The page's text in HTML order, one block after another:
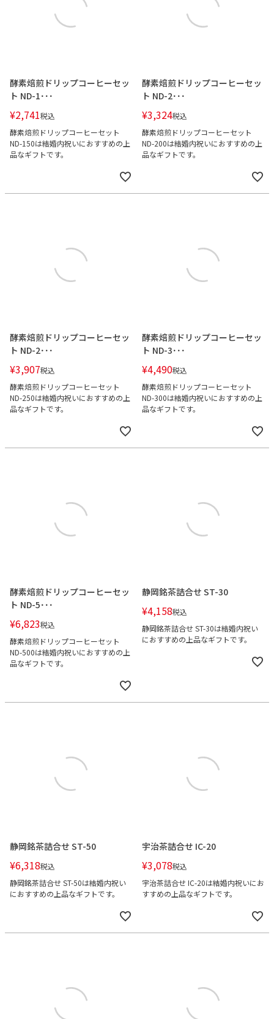
酵素焙煎ドリップコーヒーセッ
ト ND-1･･･
¥2,741税込
酵素焙煎ドリップコーヒーセット
ND-150は結婚内祝いにおすすめの上
品なギフトです。
酵素焙煎ドリップコーヒーセッ
ト ND-2･･･
¥3,324税込
酵素焙煎ドリップコーヒーセット
ND-200は結婚内祝いにおすすめの上
品なギフトです。
酵素焙煎ドリップコーヒーセッ
ト ND-2･･･
¥3,907税込
酵素焙煎ドリップコーヒーセット
ND-250は結婚内祝いにおすすめの上
品なギフトです。
酵素焙煎ドリップコーヒーセッ
ト ND-3･･･
¥4,490税込
酵素焙煎ドリップコーヒーセット
ND-300は結婚内祝いにおすすめの上
品なギフトです。
酵素焙煎ドリップコーヒーセッ
ト ND-5･･･
¥6,823税込
酵素焙煎ドリップコーヒーセット
ND-500は結婚内祝いにおすすめの上
品なギフトです。
静岡銘茶詰合せ ST-30
¥4,158税込
静岡銘茶詰合せ ST-30は結婚内祝い
におすすめの上品なギフトです。
静岡銘茶詰合せ ST-50
¥6,318税込
静岡銘茶詰合せ ST-50は結婚内祝い
におすすめの上品なギフトです。
宇治茶詰合せ IC-20
¥3,078税込
宇治茶詰合せ IC-20は結婚内祝いにお
すすめの上品なギフトです。